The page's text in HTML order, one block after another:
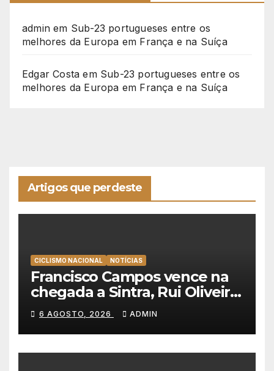
admin em Sub-23 portugueses entre os
melhores da Europa em França e na Suíça
Edgar Costa em Sub-23 portugueses entre os
melhores da Europa em França e na Suíça
Artigos que perdeste
CICLISMO NACIONAL NOTÍCIAS
Francisco Campos vence na
chegada a Sintra, Rui Oliveira
veste de amarelo na Volta a
Portugal
6 AGOSTO, 2026 ADMIN